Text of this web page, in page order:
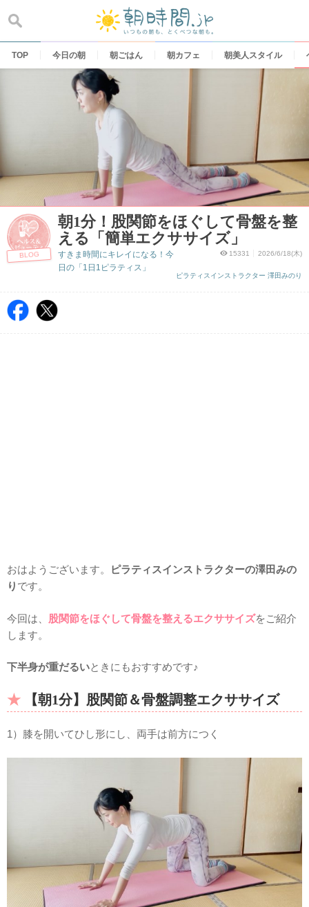
content
TOP 今日の朝 朝ごはん 朝カフェ 朝美人スタイル
BLOG
朝1分！股関節をほぐして骨盤を整
える「簡単エクササイズ」
15331 2026/6/18(木)
ピラティスインストラクター 澤田みのり
すきま時間にキレイになる！今
日の「1日1ピラティス」
おはようございます。
ピラティスインストラクターの澤田みの
り です。
今回は、 股関節をほぐして骨盤を整えるエクササイズをご紹介
します。
下半身が重だるいときにもおすすめです♪
【朝1分】股関節＆骨盤調整エクササイズ
1）膝を開いてひし形にし、両手は前方につく